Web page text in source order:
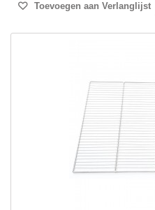
Toevoegen aan Verlanglijst